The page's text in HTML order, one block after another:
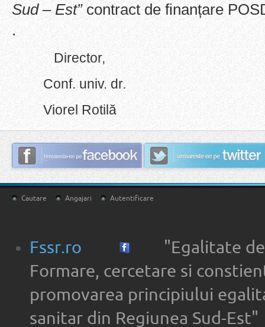
Sud – Est” contract de finanțare
.
Director,
Conf. univ. dr.
Viorel Rotilă
Cautare Angajari Autentificare
Fssr.ro
"Egalitate de
Formare, cercetare si
promovarea principiului
sanitar din Regiunea Sud-Est"